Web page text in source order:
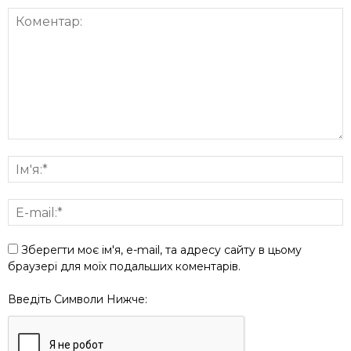
Зберегти моє ім'я, e-mail, та адресу сайту в цьому
браузері для моїх подальших коментарів.
Введіть Символи Нижче: